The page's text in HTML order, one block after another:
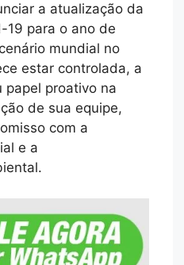
a atualização da
19 para o ano de
mundial no
estar controlada, a
papel proativo na
de sua equipe,
com a
e a